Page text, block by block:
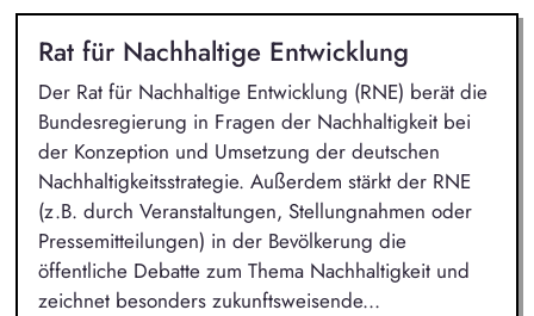
Rat für Nachhaltige Entwicklung
Der Rat für Nachhaltige Entwicklung (RNE) berät die
Bundesregierung in Fragen der Nachhaltigkeit bei
der Konzeption und Umsetzung der deutschen
Nachhaltigkeitsstrategie. Außerdem stärkt der RNE
(z.B. durch Veranstaltungen, Stellungnahmen oder
Pressemitteilungen) in der Bevölkerung die
öffentliche Debatte zum Thema Nachhaltigkeit und
zeichnet besonders zukunftsweisende...